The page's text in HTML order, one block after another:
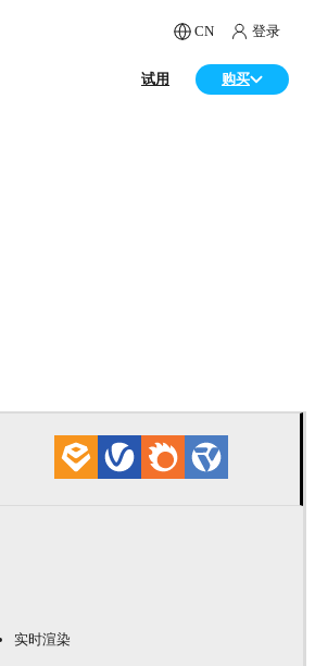
CN 登录
试用 购买
实时渲染